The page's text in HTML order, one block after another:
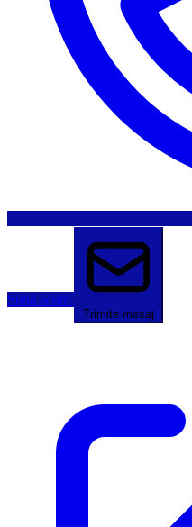
Sună acum
Trimite mesaj